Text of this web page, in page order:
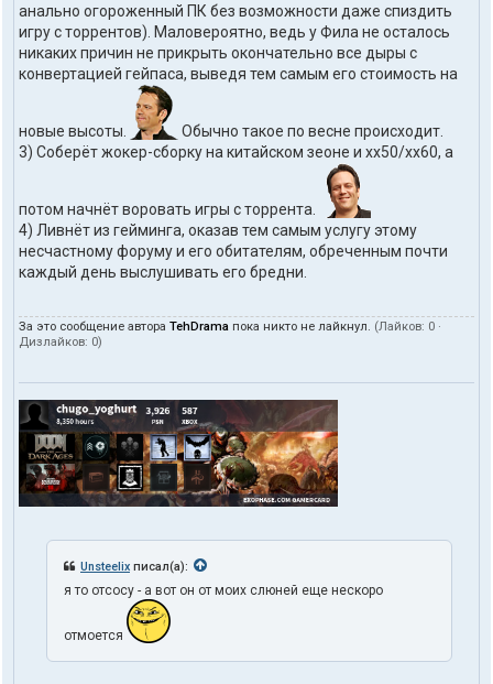
анально огороженный ПК без возможности даже спиздить
игру с торрентов). Маловероятно, ведь у Фила не осталось
никаких причин не прикрыть окончательно все дыры с
конвертацией гейпаса, выведя тем самым его стоимость на
новые высоты.
Обычно такое по весне происходит.
3) Соберёт жокер-сборку на китайском зеоне и хх50/хх60, а
потом начнёт воровать игры с торрента.
4) Ливнёт из гейминга, оказав тем самым услугу этому
несчастному форуму и его обитателям, обреченным почти
каждый день выслушивать его бредни.
За это сообщение автора TehDrama пока никто не лайкнул. (Лайков: 0 ·
Дизлайков: 0)
Unsteelix писал(а):
я то отсосу - а вот он от моих слюней еще нескоро
отмоется